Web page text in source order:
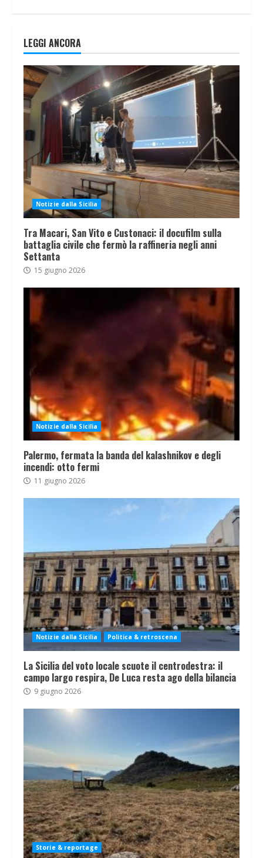
LEGGI ANCORA
Notizie dalla Sicilia
Tra Macari, San Vito e Custonaci: il docufilm sulla
battaglia civile che fermò la raffineria negli anni
Settanta
15 giugno 2026
Notizie dalla Sicilia
Palermo, fermata la banda del kalashnikov e degli
incendi: otto fermi
11 giugno 2026
Notizie dalla Sicilia Politica & retroscena
La Sicilia del voto locale scuote il centrodestra: il
campo largo respira, De Luca resta ago della bilancia
9 giugno 2026
Storie & reportage